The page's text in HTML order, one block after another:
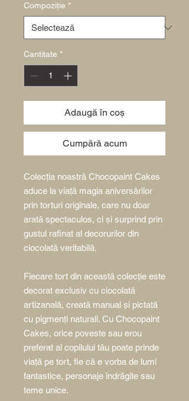
Compoziție *
Cantitate *
Adaugă în coș
Cumpără acum
Colecția noastră Chocopaint Cakes
aduce la viață magia aniversărilor
prin torturi originale, care nu doar
arată spectaculos, ci și surprind prin
gustul rafinat al decorurilor din
ciocolată veritabilă.
Fiecare tort din această colecție este
decorat exclusiv cu ciocolată
artizanală, creată manual și pictată
cu pigmenți naturali. Cu Chocopaint
Cakes, orice poveste sau erou
preferat al copilului tău poate prinde
viață pe tort, fie că e vorba de lumi
fantastice, personaje îndrăgite sau
teme unice.